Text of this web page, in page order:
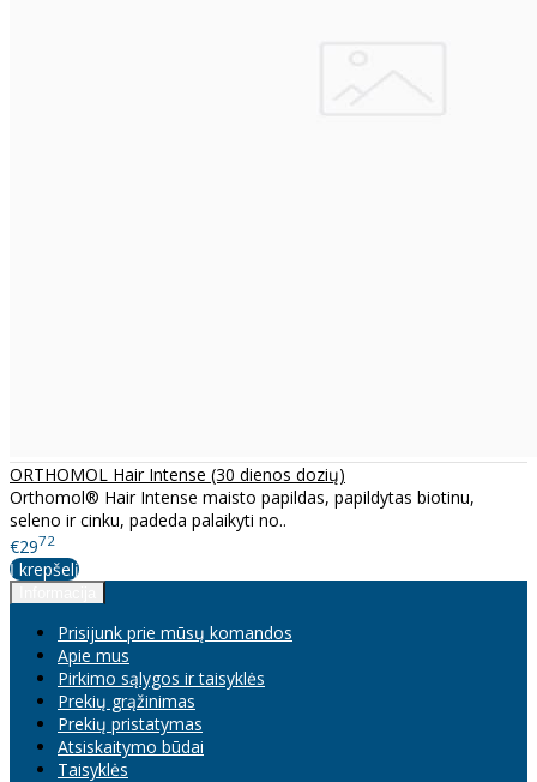
ORTHOMOL Hair Intense (30 dienos dozių)
Orthomol® Hair Intense maisto papildas, papildytas biotinu,
seleno ir cinku, padeda palaikyti no..
€2972
Į krepšelį
Prisijunk prie mūsų komandos
Apie mus
Pirkimo sąlygos ir taisyklės
Prekių grąžinimas
Prekių pristatymas
Atsiskaitymo būdai
Taisyklės